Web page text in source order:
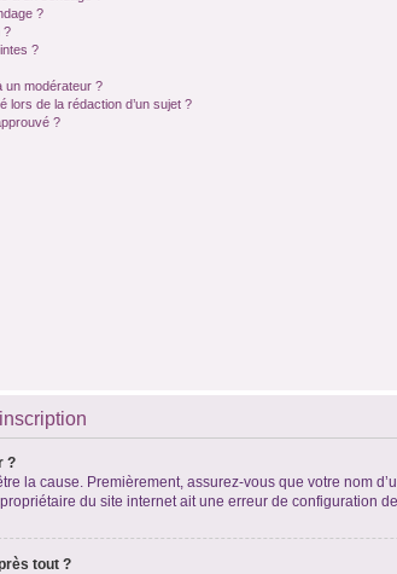
?
?
?
un modérateur ?
lors de la rédaction d’un sujet ?
?
?
la cause. Premièrement, assurez-vous que votre nom
du site internet ait une erreur de configuration
tout ?